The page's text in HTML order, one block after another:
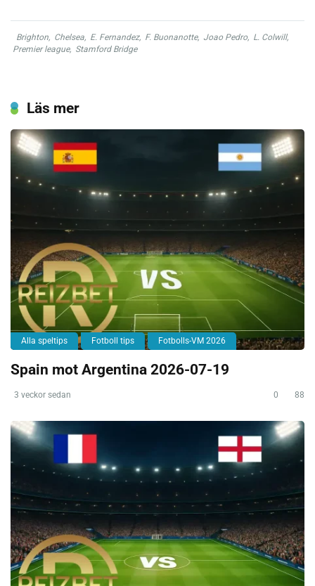
Brighton, Chelsea, E. Fernandez, F. Buonanotte, Joao Pedro, L. Colwill,
Premier league, Stamford Bridge
Läs mer
Alla speltips Fotboll tips Fotbolls-VM 2026
Spain mot Argentina 2026-07-19
3 veckor sedan 0 88